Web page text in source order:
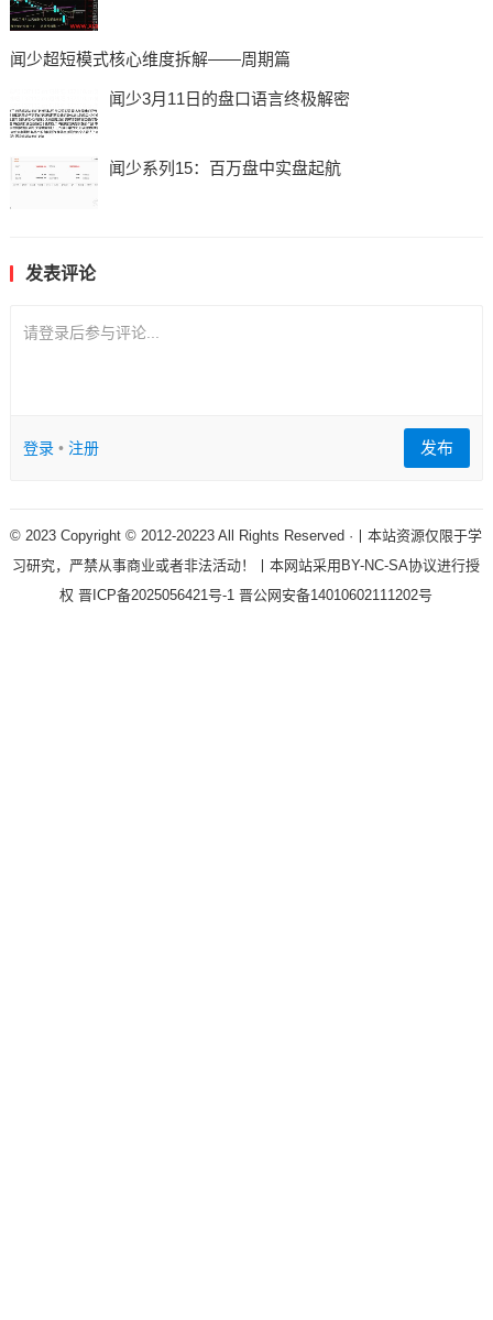
闻少超短模式核心维度拆解——周期篇
闻少3月11日的盘口语言终极解密
闻少系列15：百万盘中实盘起航
发表评论
请登录后参与评论...
登录• 注册 发布
© 2023 Copyright © 2012-20223 All Rights Reserved ·丨本站资源仅限于学
习研究，严禁从事商业或者非法活动！丨本网站采用BY-NC-SA协议进行授
权晋ICP备2025056421号-1晋公网安备14010602111202号